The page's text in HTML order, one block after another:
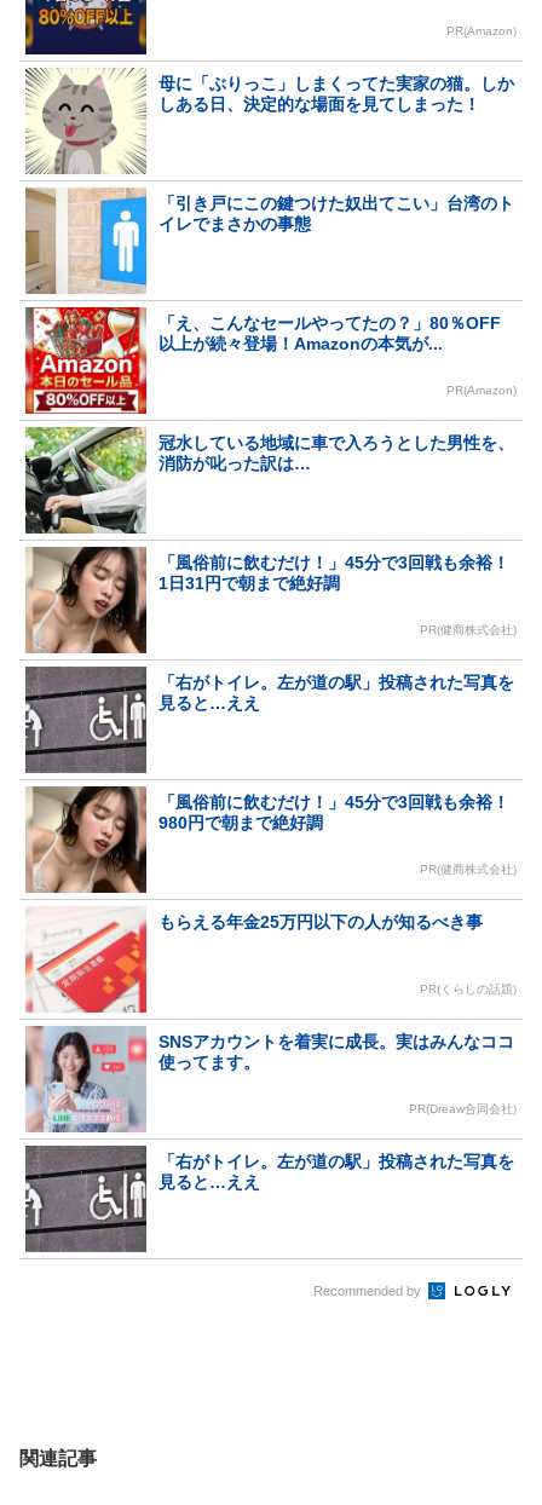
PR(Amazon)
母に「ぶりっこ」しまくってた実家の猫。しか
しある日、決定的な場面を見てしまった！
「引き戸にこの鍵つけた奴出てこい」台湾のト
イレでまさかの事態
「え、こんなセールやってたの？」80％OFF
以上が続々登場！Amazonの本気が...
PR(Amazon)
冠水している地域に車で入ろうとした男性を、
消防が叱った訳は…
「風俗前に飲むだけ！」45分で3回戦も余裕！
1日31円で朝まで絶好調
PR(健商株式会社)
「右がトイレ。左が道の駅」投稿された写真を
見ると…ええ
「風俗前に飲むだけ！」45分で3回戦も余裕！
980円で朝まで絶好調
PR(健商株式会社)
もらえる年金25万円以下の人が知るべき事
PR(くらしの話題)
SNSアカウントを着実に成長。実はみんなココ
使ってます。
PR(Dreaw合同会社)
「右がトイレ。左が道の駅」投稿された写真を
見ると…ええ
Recommended by
関連記事